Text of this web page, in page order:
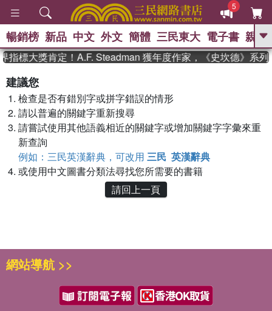
5
GO
史是一群喵 、
獎 臺灣漫遊錄
登輝時代 、 數學女孩：黎曼猜想 、
暢銷榜 新品 中文 外文 簡體 三民東大 電子書 親子
指標大獎肯定！A.F. Steadman 獲年度作家，《史坎德》系列
建議您
檢查是否有錯別字或拼字錯誤的情形
請以普遍的關鍵字重新搜尋
請嘗試使用其他語義相近的關鍵字或增加關鍵字字彙來重
新查詢
例如：三民英漢辭典，可改用 三民 英漢辭典
或使用中文圖書分類法尋找您所需要的書籍
請回上一頁
網站導航 >>